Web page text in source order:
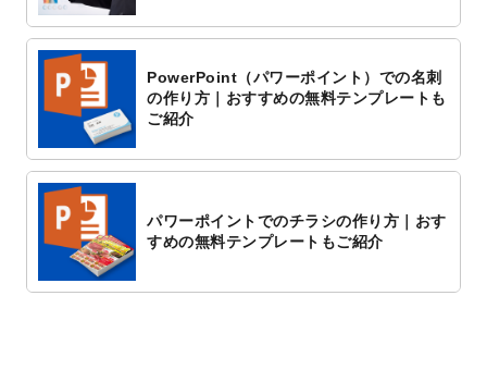
PowerPoint（パワーポイント）での名刺
の作り方｜おすすめの無料テンプレートも
ご紹介
パワーポイントでのチラシの作り方｜おす
すめの無料テンプレートもご紹介